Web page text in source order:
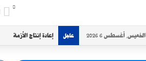
الخميس, أغسطس 6 2026 عاجل إعادة إنتاج الأزمة